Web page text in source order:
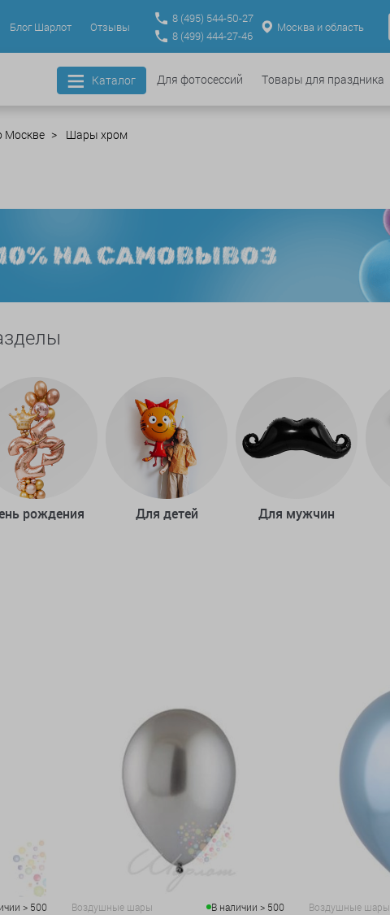
Блог Шарлот Отзывы
8 (495) 544-50-27
8 (499) 444-27-46
Москва и область
Каталог Для фотосессий Товары для праздника
Москве Шары хром
рождения Для детей Для мужчин
> 500 Воздушные шары В наличии > 500 Воздушные шары